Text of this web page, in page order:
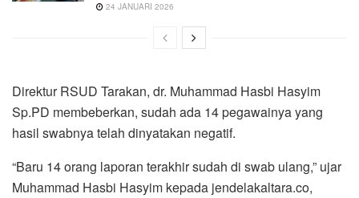
24 JANUARI 2026
Direktur RSUD Tarakan, dr. Muhammad Hasbi Hasyim
Sp.PD membeberkan, sudah ada 14 pegawainya yang
hasil swabnya telah dinyatakan negatif.
“Baru 14 orang laporan terakhir sudah di swab ulang,” ujar
Muhammad Hasbi Hasyim kepada jendelakaltara.co,